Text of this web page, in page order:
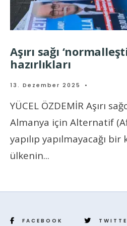
Aşırı sağı
hazırlıkları
13. Dezember 2025 •
YÜCEL ÖZDEMİR Aşırı
Almanya için Alternatif
yapılıp yapılmayacağı bir
ülkenin...
FACEBOOK